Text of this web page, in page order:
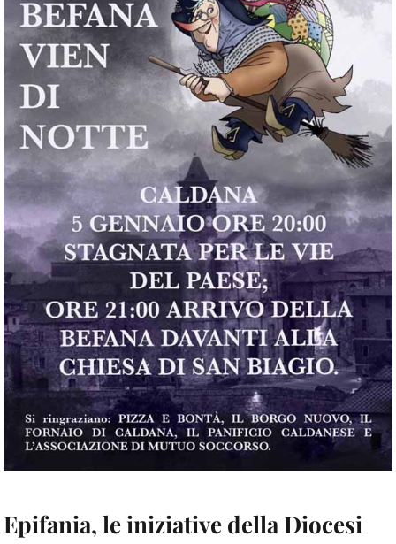
Epifania, le iniziative della Diocesi